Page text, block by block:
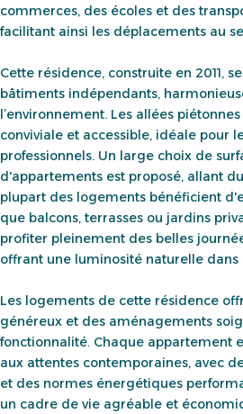
commerces, des écoles et des
facilitant ainsi les déplacements au
Cette résidence, construite en 2011,
bâtiments indépendants,
l’environnement. Les allées
conviviale et accessible, idéale pour
professionnels. Un large choix de
d'appartements est proposé, allant
plupart des logements bénéficient
que balcons, terrasses ou jardins
profiter pleinement des belles
offrant une luminosité naturelle dans
Les logements de cette résidence
généreux et des aménagements
fonctionnalité. Chaque appartement
aux attentes contemporaines, avec
et des normes énergétiques
un cadre de vie agréable et